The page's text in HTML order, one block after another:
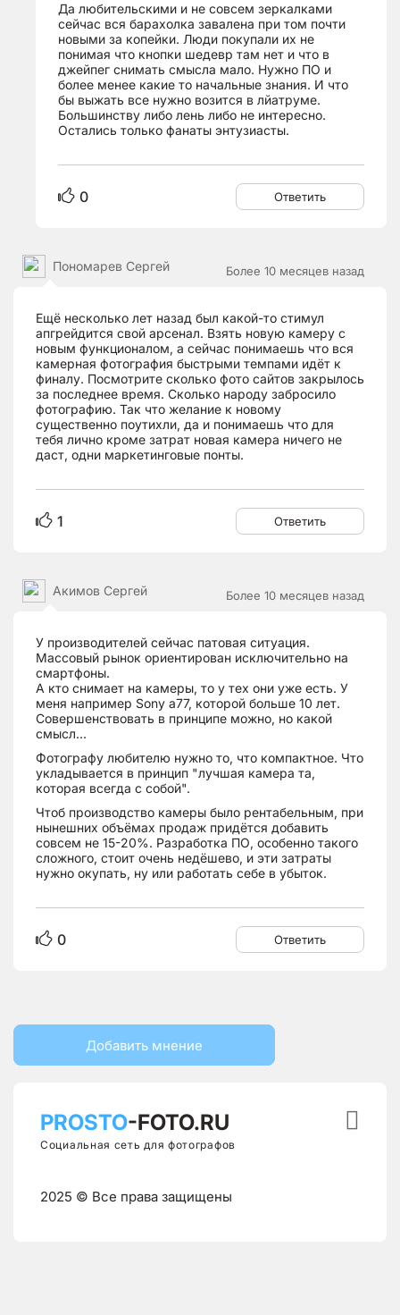
Да любительскими и не совсем зеркалками
сейчас вся барахолка завалена при том почти
новыми за копейки. Люди покупали их не
понимая что кнопки шедевр там нет и что в
джейпег снимать смысла мало. Нужно ПО и
более менее какие то начальные знания. И что
бы выжать все нужно возится в лйатруме.
Большинству либо лень либо не интересно.
Остались только фанаты энтузиасты.
0 Ответить
Более 10 месяцев назад
Пономарев Сергей
Ещё несколько лет назад был какой-то стимул
апгрейдится свой арсенал. Взять новую камеру с
новым функционалом, а сейчас понимаешь что вся
камерная фотография быстрыми темпами идёт к
финалу. Посмотрите сколько фото сайтов закрылось
за последнее время. Сколько народу забросило
фотографию. Так что желание к новому
существенно поутихли, да и понимаешь что для
тебя лично кроме затрат новая камера ничего не
даст, одни маркетинговые понты.
1 Ответить
Более 10 месяцев назад
Акимов Сергей
У производителей сейчас патовая ситуация.
Массовый рынок ориентирован исключительно на
смартфоны.
А кто снимает на камеры, то у тех они уже есть. У
меня например Sony a77, которой больше 10 лет.
Совершенствовать в принципе можно, но какой
смысл...
Фотографу любителю нужно то, что компактное. Что
укладывается в принцип "лучшая камера та,
которая всегда с собой".
Чтоб производство камеры было рентабельным, при
нынешних объёмах продаж придётся добавить
совсем не 15-20%. Разработка ПО, особенно такого
сложного, стоит очень недёшево, и эти затраты
нужно окупать, ну или работать себе в убыток.
0 Ответить
Добавить мнение
PROSTO-FOTO.RU
Социальная сеть для фотографов
2025 © Все права защищены
